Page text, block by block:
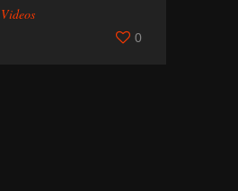
Videos
0